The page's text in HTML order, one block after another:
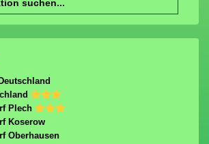
Plech
Koserow
Oberhausen